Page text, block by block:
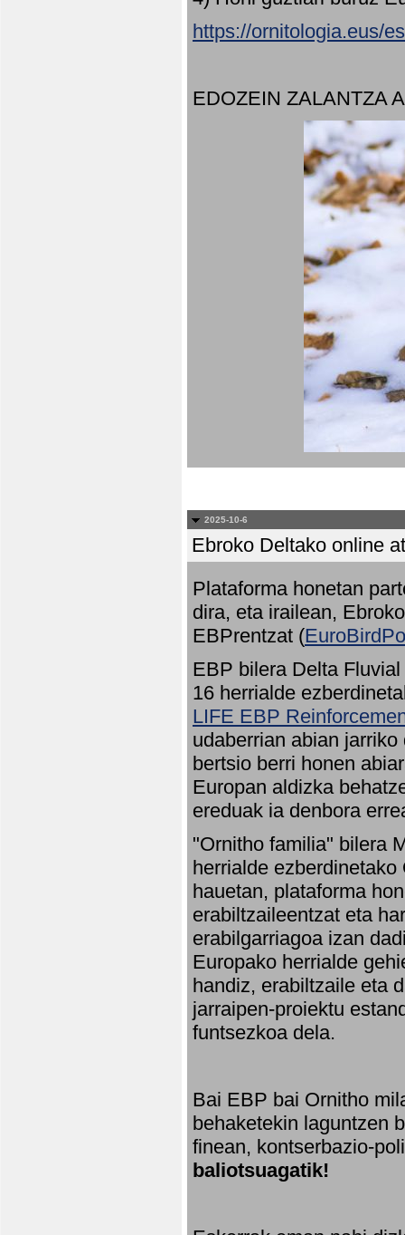
https://ornitologia.eus/
EDOZEIN ZALANTZA
2025-10-6
Ebroko Deltako online
Plataforma honetan
dira, eta irailean,
EBPrentzat (
EBP bilera Delta
16 herrialde
LIFE EBP
udaberrian abian
bertsio berri honen
Europan aldizka
ereduak ia denbora
"Ornitho familia" bilera
herrialde
hauetan, plataforma
erabiltzaileentzat eta
erabilgarriagoa izan
Europako herrialde
handiz, erabiltzaile eta
jarraipen-proiektu
funtsezkoa dela.
Bai EBP bai Ornitho
behaketekin laguntzen
finean, kontserbazio-
baliotsuagatik!